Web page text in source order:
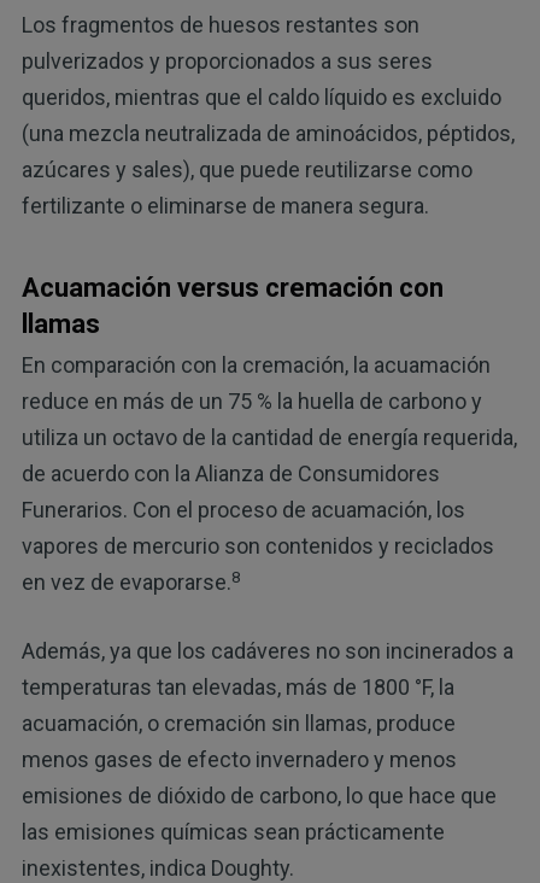
Los fragmentos de huesos restantes son
pulverizados y proporcionados a sus seres
queridos, mientras que el caldo líquido es excluido
(una mezcla neutralizada de aminoácidos, péptidos,
azúcares y sales), que puede reutilizarse como
fertilizante o eliminarse de manera segura.
Acuamación versus cremación con
llamas
En comparación con la cremación, la acuamación
reduce en más de un 75 % la huella de carbono y
utiliza un octavo de la cantidad de energía requerida,
de acuerdo con la Alianza de Consumidores
Funerarios. Con el proceso de acuamación, los
vapores de mercurio son contenidos y reciclados
en vez de evaporarse.8
Además, ya que los cadáveres no son incinerados a
temperaturas tan elevadas, más de 1800 °F, la
acuamación, o cremación sin llamas, produce
menos gases de efecto invernadero y menos
emisiones de dióxido de carbono, lo que hace que
las emisiones químicas sean prácticamente
inexistentes, indica Doughty.